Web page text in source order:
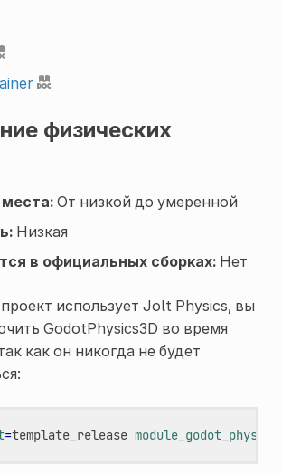
физических
От низкой до умеренной
Низкая
в официальных сборках:Нет
использует Jolt Physics, вы
GodotPhysics3D во время
как он никогда не будет
=template_release